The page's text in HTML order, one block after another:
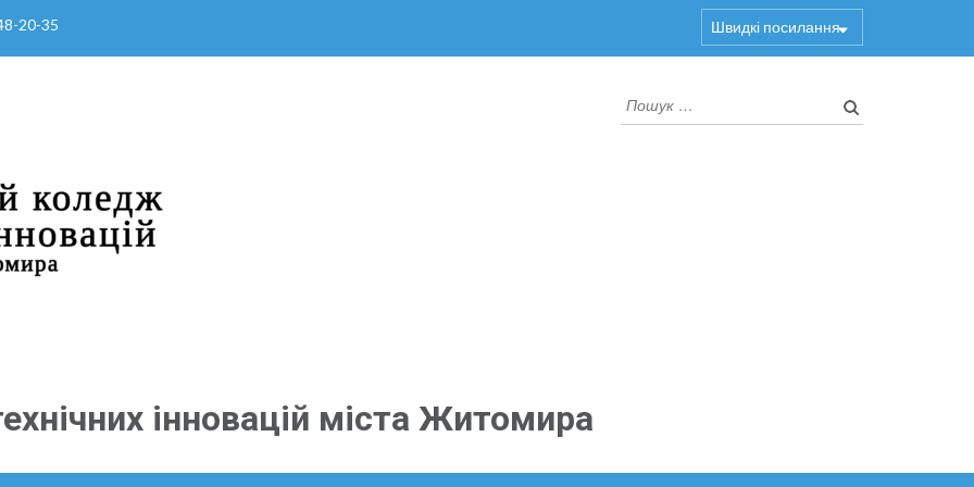
20-35 Швидкі посилання
інновацій міста Житомира
Пошук: